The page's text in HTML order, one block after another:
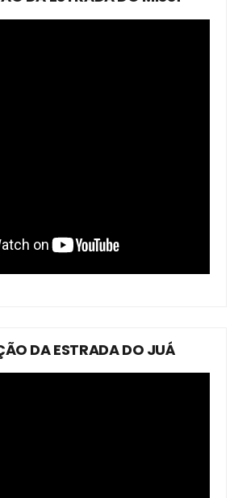
DA ESTRADA DO JUÁ